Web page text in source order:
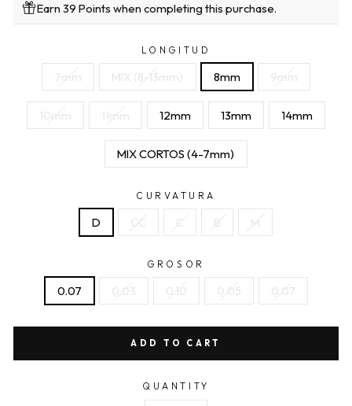
Earn 39 Points when completing this purchase.
LONGITUD
7mm MIX (8-13mm) 8mm 9mm
10mm 11mm 12mm 13mm 14mm
MIX CORTOS (4-7mm)
CURVATURA
D CC C B M
GROSOR
0.07 0.03 0.10 0.05 0,07
ADD TO CART
QUANTITY